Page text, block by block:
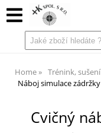
Home Trénink, sušení
Náboj simulace
Cvičný